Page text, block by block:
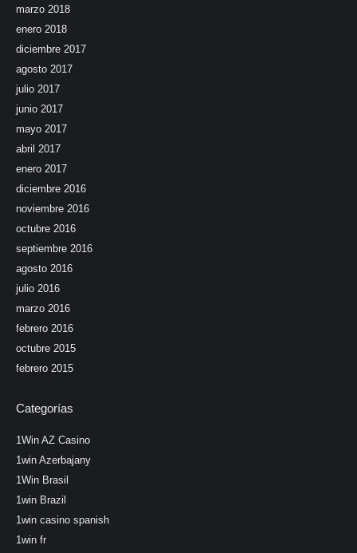
marzo 2018
enero 2018
diciembre 2017
agosto 2017
julio 2017
junio 2017
mayo 2017
abril 2017
enero 2017
diciembre 2016
noviembre 2016
octubre 2016
septiembre 2016
agosto 2016
julio 2016
marzo 2016
febrero 2016
octubre 2015
febrero 2015
Categorías
1Win AZ Casino
1win Azerbajany
1Win Brasil
1win Brazil
1win casino spanish
1win fr